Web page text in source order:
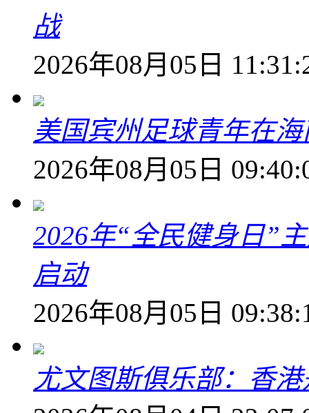
战
2026年08月05日
美国宾州足球青年在
2026年08月05日
2026年“全民健身日”
启动
2026年08月05日
尤文图斯俱乐部：香